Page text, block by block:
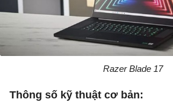
Razer Blade 17
Thông số kỹ thuật cơ bản: